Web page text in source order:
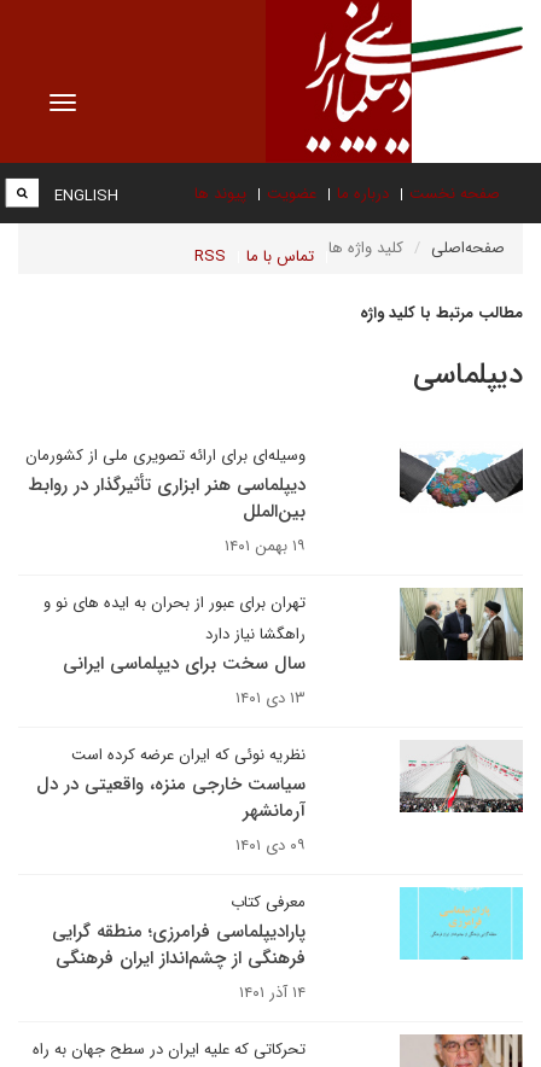
Toggle
صفحه نخست درباره ما عضویت پیوند ها
تماس با ما RSS
ENGLISH
صفحه‌اصلی کلید واژه ها
مطالب مرتبط با کلید واژه
دیپلماسی
وسیله‌ای برای ارائه تصویری ملی از کشورمان
دیپلماسی هنر ابزاری تأثیرگذار در روابط
بین‌الملل
۱۹ بهمن ۱۴۰۱
تهران برای عبور از بحران به ایده های نو و
راهگشا نیاز دارد
سال سخت برای دیپلماسی ایرانی
۱۳ دی ۱۴۰۱
نظریه نوئی که ایران عرضه کرده است
سیاست خارجی منزه، واقعیتی در دل
آرمانشهر
۰۹ دی ۱۴۰۱
معرفی کتاب
پارادیپلماسی فرامرزی؛ منطقه گرایی
فرهنگی از چشم‌انداز ایران فرهنگی
۱۴ آذر ۱۴۰۱
تحرکاتی که علیه ایران در سطح جهان به راه